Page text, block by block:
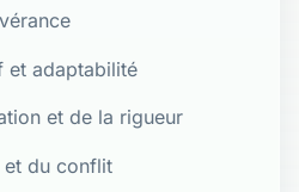
et adaptabilité
et de la rigueur
et du conflit